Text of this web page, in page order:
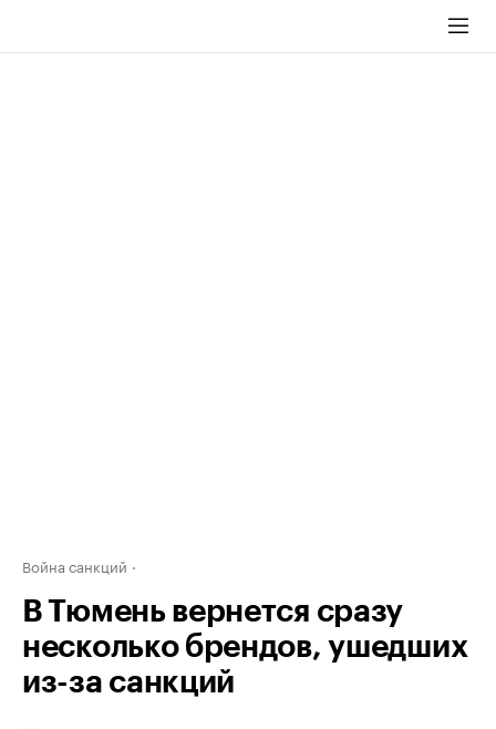
Война санкций
В Тюмень вернется сразу
несколько брендов, ушедших
из-за санкций